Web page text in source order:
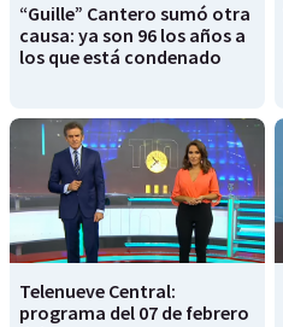
“Guille” Cantero sumó otra
causa: ya son 96 los años a
los que está condenado
Telenueve Central:
programa del 07 de febrero